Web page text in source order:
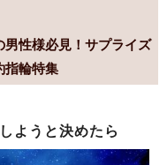
性様必見！サプライズ
指輪特集
ようと決めたら